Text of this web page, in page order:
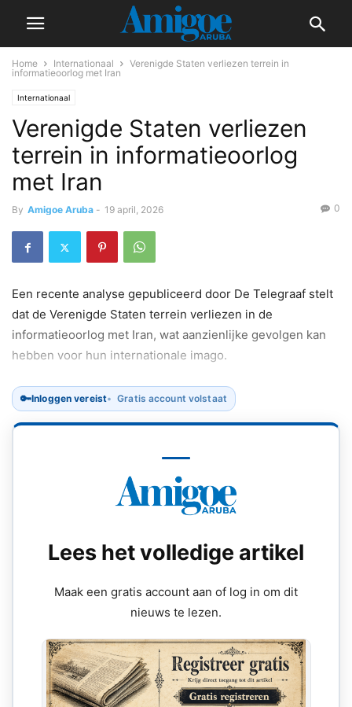
Home Internationaal
Verenigde Staten verliezen terrein in
informatieoorlog met Iran
Internationaal
Verenigde Staten verliezen
terrein in informatieoorlog
met Iran
By Amigoe Aruba - 19 april, 2026 0
Een recente analyse gepubliceerd door De Telegraaf stelt
dat de Verenigde Staten terrein verliezen in de
informatieoorlog met Iran, wat aanzienlijke gevolgen kan
hebben voor hun internationale imago.
🔑Inloggen vereist Gratis account volstaat
Lees het volledige artikel
Maak een gratis account aan of log in om dit
nieuws te lezen.